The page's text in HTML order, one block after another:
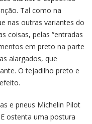
Tal como na
nas outras variantes do
coisas, pelas “entradas
em preto na parte
alargados, que
O tejadilho preto e
e pneus Michelin Pilot
ostenta uma postura